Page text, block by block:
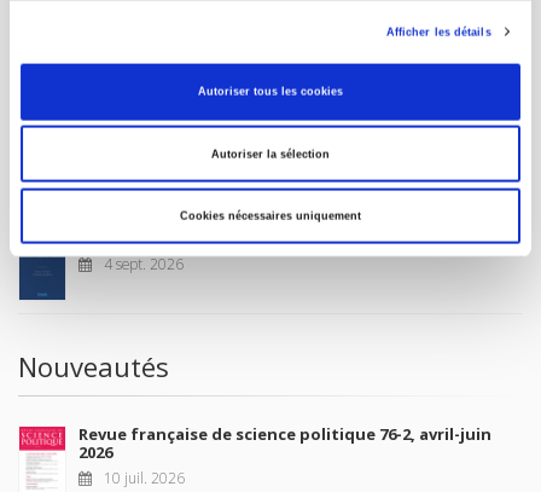
Afficher les détails
Autoriser tous les cookies
Autoriser la sélection
Cookies nécessaires uniquement
À paraître
La France et l'Union européenne
4 sept. 2026
Nouveautés
Revue française de science politique 76-2, avril-juin
2026
10 juil. 2026